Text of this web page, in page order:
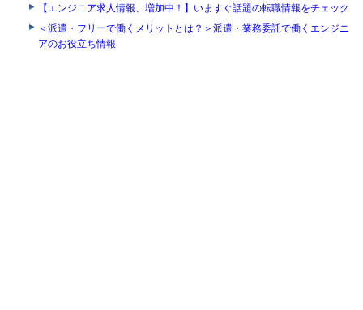
【エンジニア求人情報、増加中！】いますぐ話題の転職情報をチェック
＜派遣・フリーで働くメリットとは？＞派遣・業務委託で働くエンジニ
アのお役立ち情報